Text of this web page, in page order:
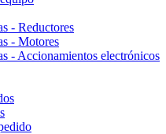
- Reductores
- Motores
- Accionamientos electrónicos